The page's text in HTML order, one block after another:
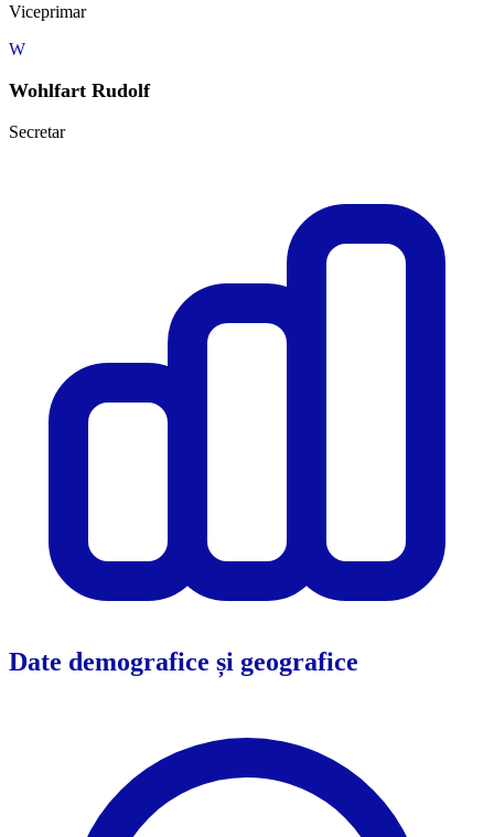
Viceprimar
W
Wohlfart Rudolf
Secretar
Date demografice și geografice